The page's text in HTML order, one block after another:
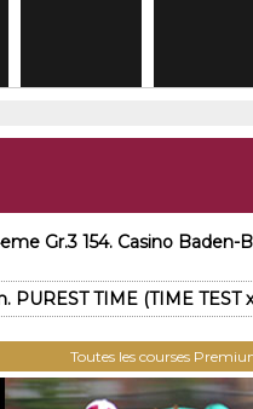
Gr.3 154. Casino
PUREST TIME (TIME TEST
Toutes les courses